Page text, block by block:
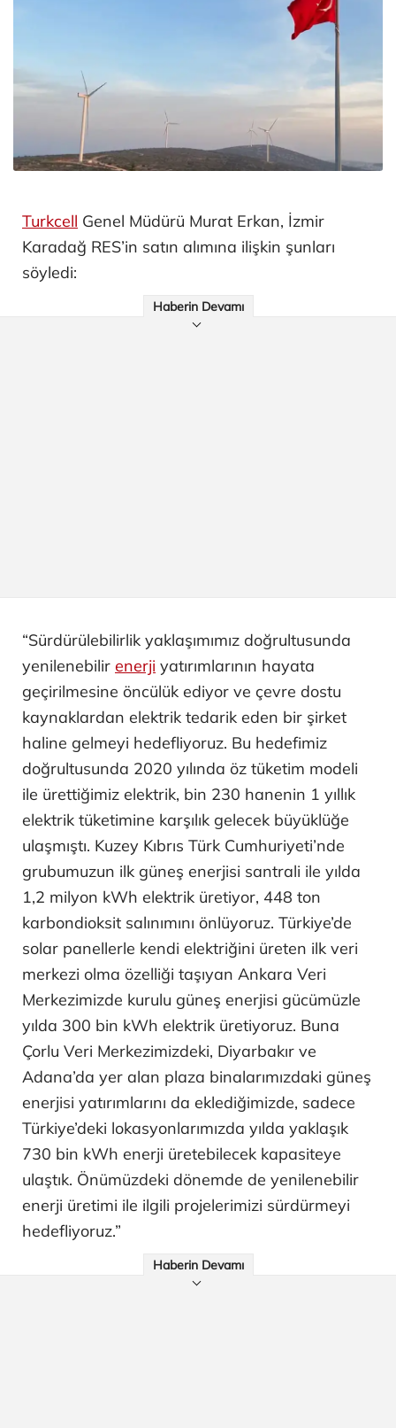
Turkcell Genel Müdürü Murat Erkan, İzmir
Karadağ RES’in satın alımına ilişkin şunları
söyledi:
Haberin Devamı
“Sürdürülebilirlik yaklaşımımız doğrultusunda
yenilenebilir enerji yatırımlarının hayata
geçirilmesine öncülük ediyor ve çevre dostu
kaynaklardan elektrik tedarik eden bir şirket
haline gelmeyi hedefliyoruz. Bu hedefimiz
doğrultusunda 2020 yılında öz tüketim modeli
ile ürettiğimiz elektrik, bin 230 hanenin 1 yıllık
elektrik tüketimine karşılık gelecek büyüklüğe
ulaşmıştı. Kuzey Kıbrıs Türk Cumhuriyeti’nde
grubumuzun ilk güneş enerjisi santrali ile yılda
1,2 milyon kWh elektrik üretiyor, 448 ton
karbondioksit salınımını önlüyoruz. Türkiye’de
solar panellerle kendi elektriğini üreten ilk veri
merkezi olma özelliği taşıyan Ankara Veri
Merkezimizde kurulu güneş enerjisi gücümüzle
yılda 300 bin kWh elektrik üretiyoruz. Buna
Çorlu Veri Merkezimizdeki, Diyarbakır ve
Adana’da yer alan plaza binalarımızdaki güneş
enerjisi yatırımlarını da eklediğimizde, sadece
Türkiye’deki lokasyonlarımızda yılda yaklaşık
730 bin kWh enerji üretebilecek kapasiteye
ulaştık. Önümüzdeki dönemde de yenilenebilir
enerji üretimi ile ilgili projelerimizi sürdürmeyi
hedefliyoruz.”
Haberin Devamı